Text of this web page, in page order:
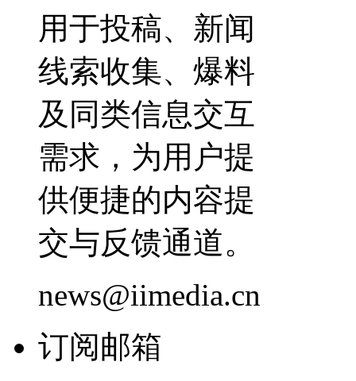
用于投稿、新闻
线索收集、爆料
及同类信息交互
需求，为用户提
供便捷的内容提
交与反馈通道。
news@iimedia.cn
订阅邮箱